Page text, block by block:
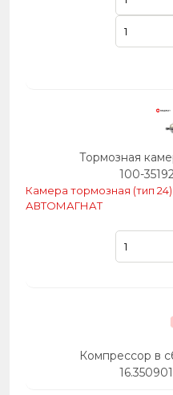
Тормозная
100-
Камера тормозная (тип 24)
АВТОМАГНАТ
Компрессор в